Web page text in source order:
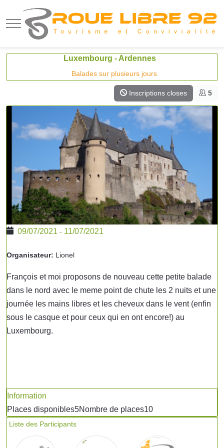
Mobile Menu Toggle
Luxembourg - Ardennes
Balades sur plusieurs jours
Inscriptions closes 5
09/07/2021 - 11/07/2021
Organisateur: Lionel
François et moi proposons de nouveau cette petite balade
dans le nord avec le meme point de chute les 2 nuits et une
journée les mains libres et les cheveux dans le vent (enfin
sous le casque et pour ceux qui en ont encore!) au
Luxembourg.
Information
Places disponibles5Nombre de places10
Liste des Participants